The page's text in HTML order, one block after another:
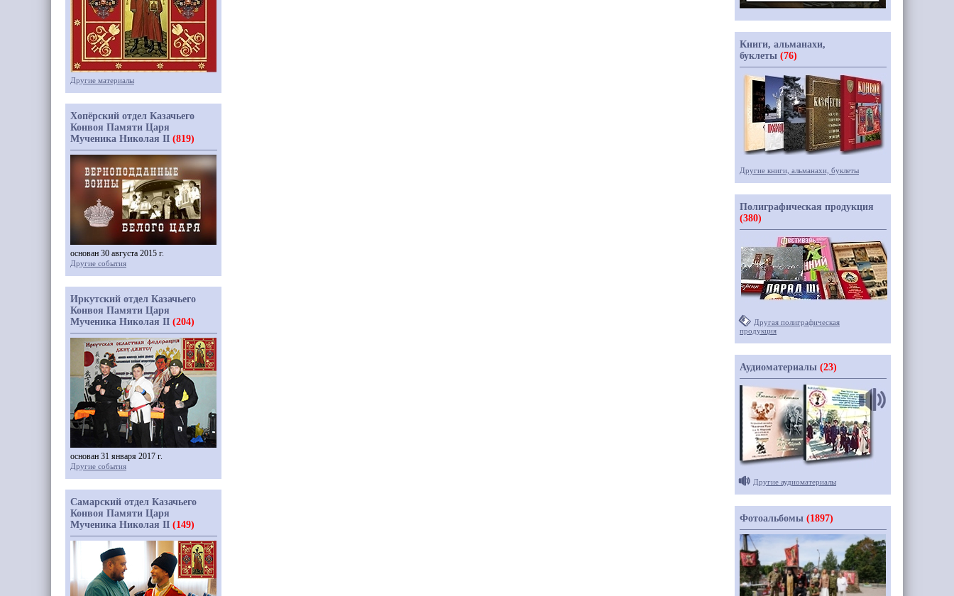
Другие материалы
Хопёрский отдел Казачьего
Конвоя Памяти Царя
Мученика Николая II (819)
основан 30 августа 2015 г.
Другие события
Иркутский отдел Казачьего
Конвоя Памяти Царя
Мученика Николая II (204)
основан 31 января 2017 г.
Другие события
Самарский отдел Казачьего
Конвоя Памяти Царя
Мученика Николая II (149)
Книги, альманахи,
буклеты (76)
Другие книги, альманахи, буклеты
Полиграфическая продукция
(380)
Другая полиграфическая
продукция
Аудиоматериалы (23)
Другие аудиоматериалы
Фотоальбомы (1897)